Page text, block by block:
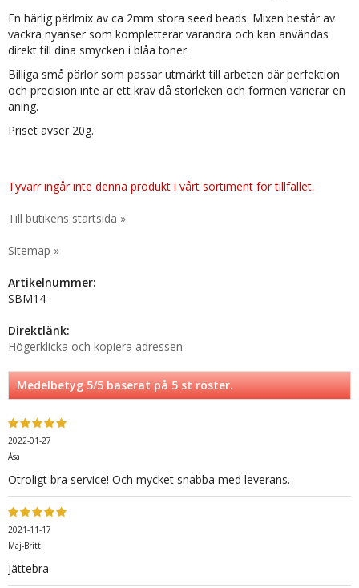
En härlig pärlmix av ca 2mm stora seed beads. Mixen består av
vackra nyanser som kompletterar varandra och kan användas
direkt till dina smycken i blåa toner.
Billiga små pärlor som passar utmärkt till arbeten där perfektion
och precision inte är ett krav då storleken och formen varierar en
aning.
Priset avser 20g.
Tyvärr ingår inte denna produkt i vårt sortiment för tillfället.
Till butikens startsida »
Sitemap »
Artikelnummer:
SBM14
Direktlänk:
Högerklicka och kopiera adressen
Medelbetyg5/5 baserat på5st röster.
2022-01-27
Åsa
Otroligt bra service! Och mycket snabba med leverans.
2021-11-17
Maj-Britt
Jättebra